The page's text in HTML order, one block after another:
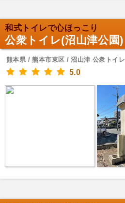
和式トイレで心ほっこり
公衆トイレ(沼山津公園)
熊本県 / 熊本市東区 / 沼山津 公衆トイレ
5.0